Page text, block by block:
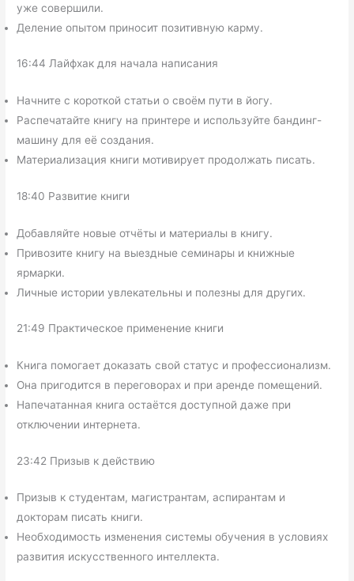
уже совершили.
Деление опытом приносит позитивную карму.
16:44 Лайфхак для начала написания
Начните с короткой статьи о своём пути в йогу.
Распечатайте книгу на принтере и используйте бандинг-
машину для её создания.
Материализация книги мотивирует продолжать писать.
18:40 Развитие книги
Добавляйте новые отчёты и материалы в книгу.
Привозите книгу на выездные семинары и книжные
ярмарки.
Личные истории увлекательны и полезны для других.
21:49 Практическое применение книги
Книга помогает доказать свой статус и профессионализм.
Она пригодится в переговорах и при аренде помещений.
Напечатанная книга остаётся доступной даже при
отключении интернета.
23:42 Призыв к действию
Призыв к студентам, магистрантам, аспирантам и
докторам писать книги.
Необходимость изменения системы обучения в условиях
развития искусственного интеллекта.